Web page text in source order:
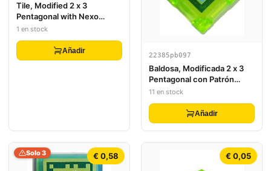
Tile, Modified 2 x 3
Pentagonal with Nexo
Power Shield Pattern - Time
1 en stock
Añadir
22385pb097
Baldosa, Modificada 2 x 3
Pentagonal con Patrón
Nexo Power Shield - Orbital
Strike
11 en stock
Añadir
€ 0,58
Solo 3 € 0,05